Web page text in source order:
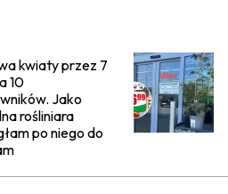
kwiaty przez 7
10
Jako
rośliniara
po niego do